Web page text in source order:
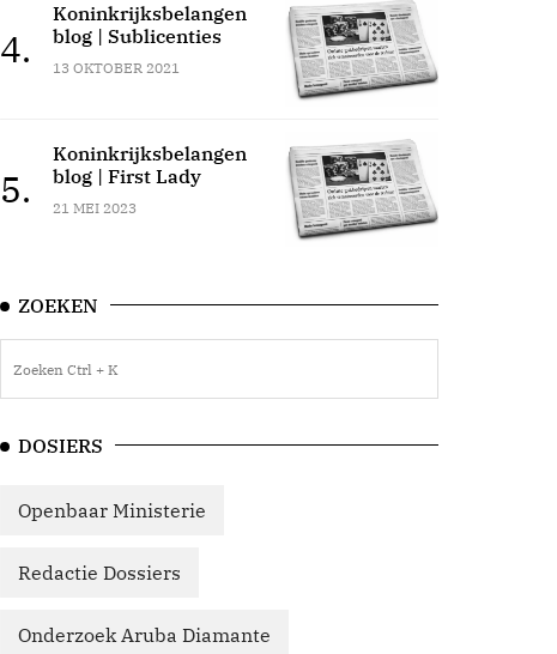
4.
Koninkrijksbelangen
blog | Sublicenties
13 OKTOBER 2021
5.
Koninkrijksbelangen
blog | First Lady
21 MEI 2023
ZOEKEN
DOSIERS
Openbaar Ministerie
Redactie Dossiers
Onderzoek Aruba Diamante